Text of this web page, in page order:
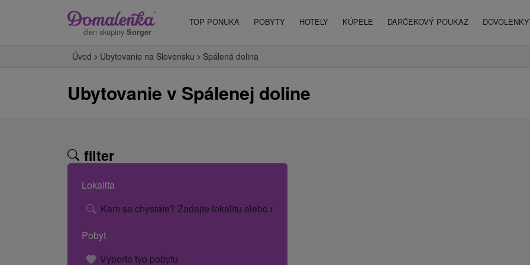
člen skupiny Sorger
TOP PONUKA POBYTY HOTELY KÚPELE DARČEKOVÝ POUKAZ
Úvod Ubytovanie na Slovensku Spálená dolina
Ubytovanie v Spálenej doline
filter
Lokalita
Kam sa chystáte? Zadajte lokalitu alebo názov hotela.
Pobyt
Vyberte typ pobytu